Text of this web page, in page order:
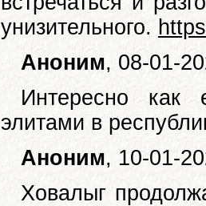
унизительного.
Аноним, 08-01-
Интересно как
элитами в
Аноним, 10-01-
Ховалыг